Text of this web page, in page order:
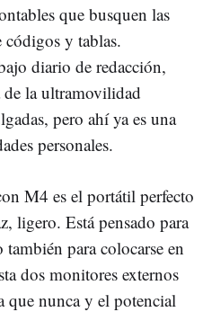
que busquen las
códigos y tablas.
diario de redacción,
la ultramovilidad
pero ahí ya es una
personales.
M4 es el portátil perfecto
ligero. Está pensado para
para colocarse en
dos monitores externos
que nunca y el potencial